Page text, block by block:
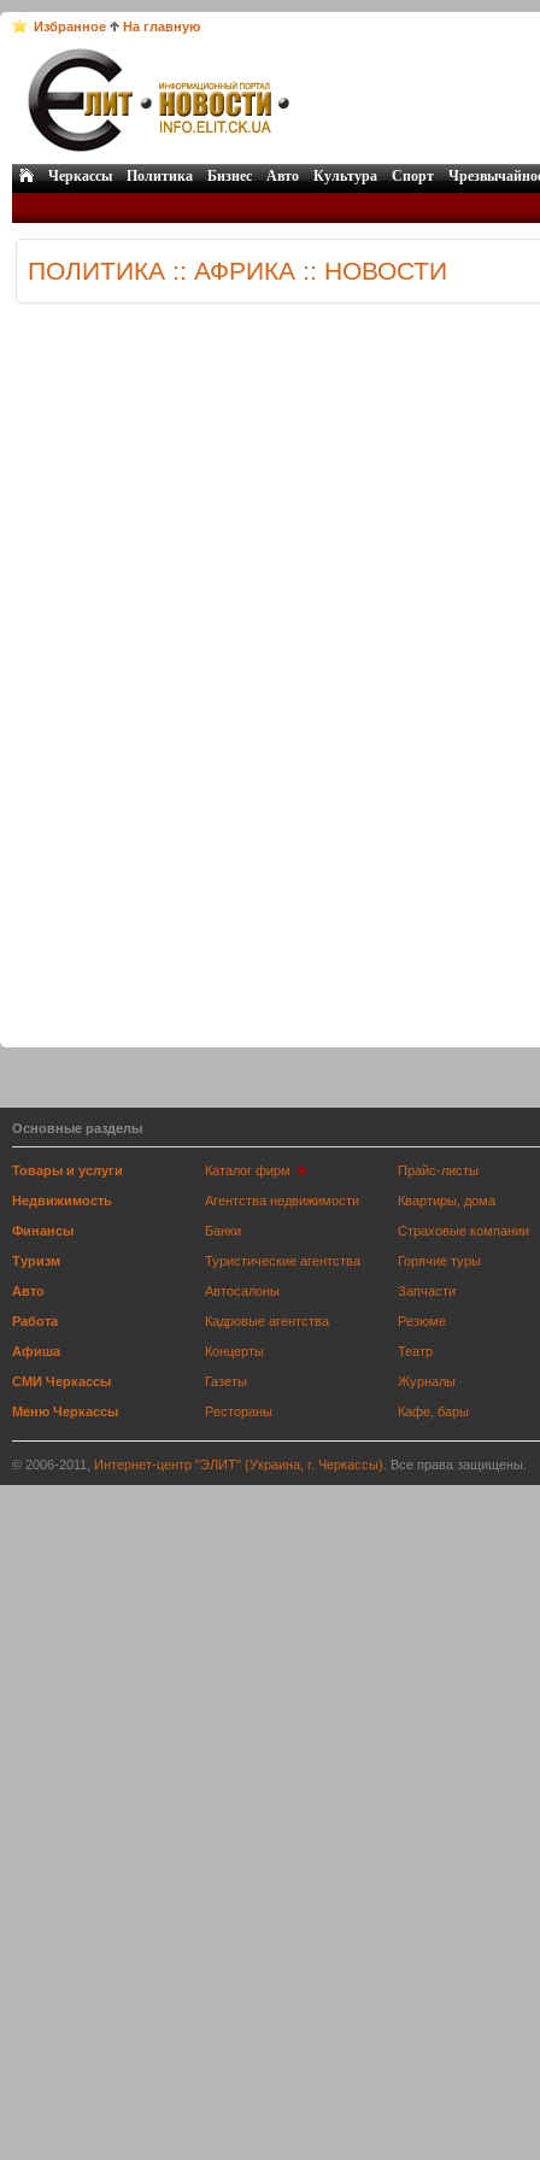
Избранное На главную
Черкассы Политика Бизнес Авто Культура Спорт
ПОЛИТИКА :: АФРИКА :: НОВОСТИ
Основные разделы
Товары и услуги
Недвижимость
Финансы
Туризм
Авто
Работа
Афиша
СМИ Черкассы
Меню Черкассы
Каталог фирм
Агентства недвижимости
Банки
Туристические агентства
Автосалоны
Кадровые агентства
Концерты
Газеты
Рестораны
Прайс-листы
Квартиры, дома
Страховые компании
Горячие туры
Запчасти
Резюме
Театр
Журналы
Кафе, бары
© 2006-2011, Интернет-центр "ЭЛИТ" (Украина, г. Черкассы) . Все права защищены.